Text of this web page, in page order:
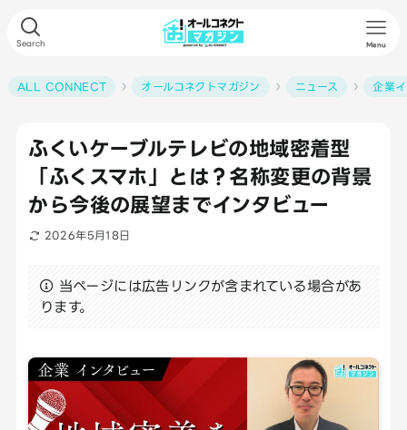
Search Menu
ALL CONNECT オールコネクトマガジン ニュース 企業
ふくいケーブルテレビの地域密着型
「ふくスマホ」とは？名称変更の背景
から今後の展望までインタビュー
2026年5月18日
当ページには広告リンクが含まれている場合があ
ります。